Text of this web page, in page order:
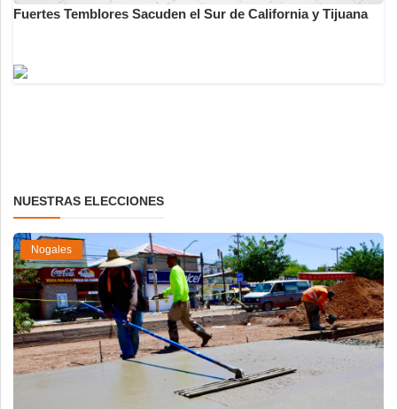
Fuertes Temblores Sacuden el Sur de California y Tijuana
NUESTRAS ELECCIONES
Nogales